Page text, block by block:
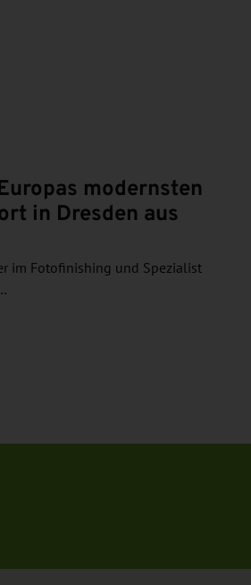
modernsten
in Dresden aus
im Fotofinishing und Spezialist